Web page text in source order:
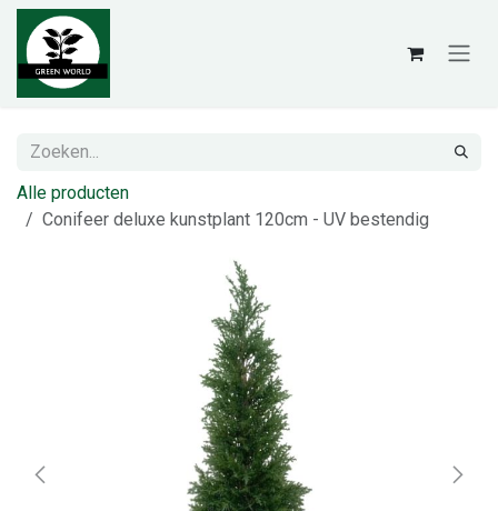
Overslaan naar inhoud
Alle producten
Conifeer deluxe kunstplant 120cm - UV bestendig